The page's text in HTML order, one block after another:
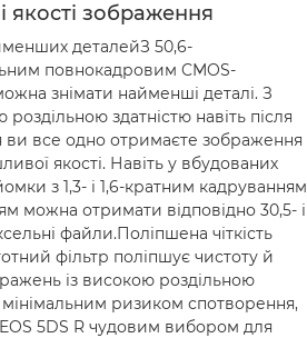
якості зображення
деталейЗ 50,6-
повнокадровим CMOS-
знімати найменші деталі. З
здатністю навіть після
ви все одно отримаєте зображення
якості. Навіть у вбудованих
з 1,3- і 1,6-кратним кадруванням
можна отримати відповідно 30,5- і
файли.Поліпшена чіткість
фільтр поліпшує чистоту й
із високою роздільною
мінімальним ризиком спотворення,
5DS R чудовим вибором для